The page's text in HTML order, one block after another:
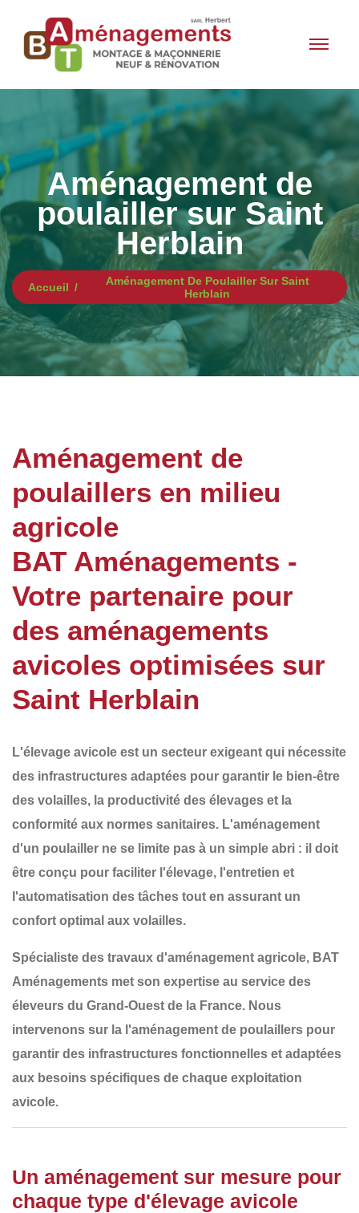
Aménagement de
poulailler sur Saint
Herblain
Accueil
Aménagement De Poulailler Sur Saint
Herblain
Aménagement de
poulaillers en milieu
agricole
BAT Aménagements -
Votre partenaire pour
des aménagements
avicoles optimisées sur
Saint Herblain
L'élevage avicole est un secteur exigeant qui nécessite
des infrastructures adaptées pour garantir le bien-être
des volailles, la productivité des élevages et la
conformité aux normes sanitaires. L'aménagement
d'un poulailler ne se limite pas à un simple abri : il doit
être conçu pour faciliter l'élevage, l'entretien et
l'automatisation des tâches tout en assurant un
confort optimal aux volailles.
Spécialiste des travaux d'aménagement agricole, BAT
Aménagements met son expertise au service des
éleveurs du Grand-Ouest de la France. Nous
intervenons sur la l'aménagement de poulaillers pour
garantir des infrastructures fonctionnelles et adaptées
aux besoins spécifiques de chaque exploitation
avicole.
Un aménagement sur mesure pour
chaque type d'élevage avicole